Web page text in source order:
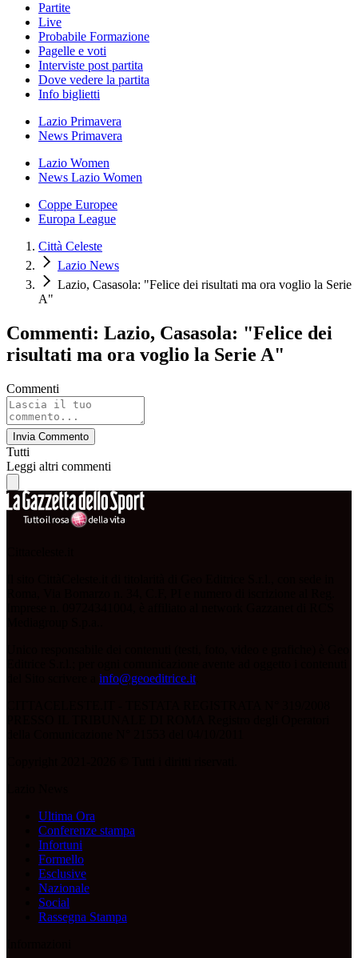
Partite
Live
Probabile Formazione
Pagelle e voti
Interviste post partita
Dove vedere la partita
Info biglietti
Lazio Primavera
News Primavera
Lazio Women
News Lazio Women
Coppe Europee
Europa League
Città Celeste
Lazio News
Lazio, Casasola: "Felice dei risultati ma ora voglio la Serie
A"
Commenti: Lazio, Casasola: "Felice dei
risultati ma ora voglio la Serie A"
Commenti
Invia Commento
Tutti
Leggi altri commenti
info@geoeditrice.it
Ultima Ora
Conferenze stampa
Infortuni
Formello
Esclusive
Nazionale
Social
Rassegna Stampa